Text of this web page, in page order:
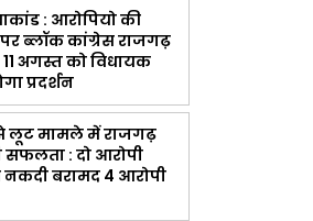
: आरोपियो की
पर ब्लॉक कांग्रेस राजगढ़
11 अगस्त को विधायक
प्रदर्शन
लूट मामले में राजगढ़
सफलता : दो आरोपी
नकदी बरामद 4 आरोपी